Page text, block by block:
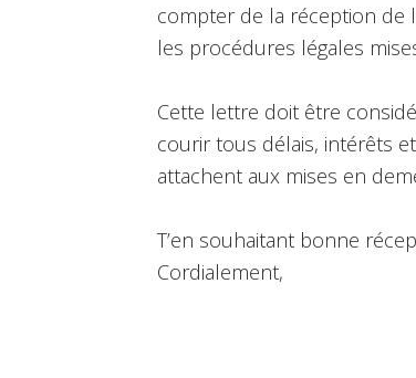
compter de la réception de
les procédures légales
Cette lettre doit être
courir tous délais, intérêts
attachent aux mises en
T’en souhaitant bonne
Cordialement,